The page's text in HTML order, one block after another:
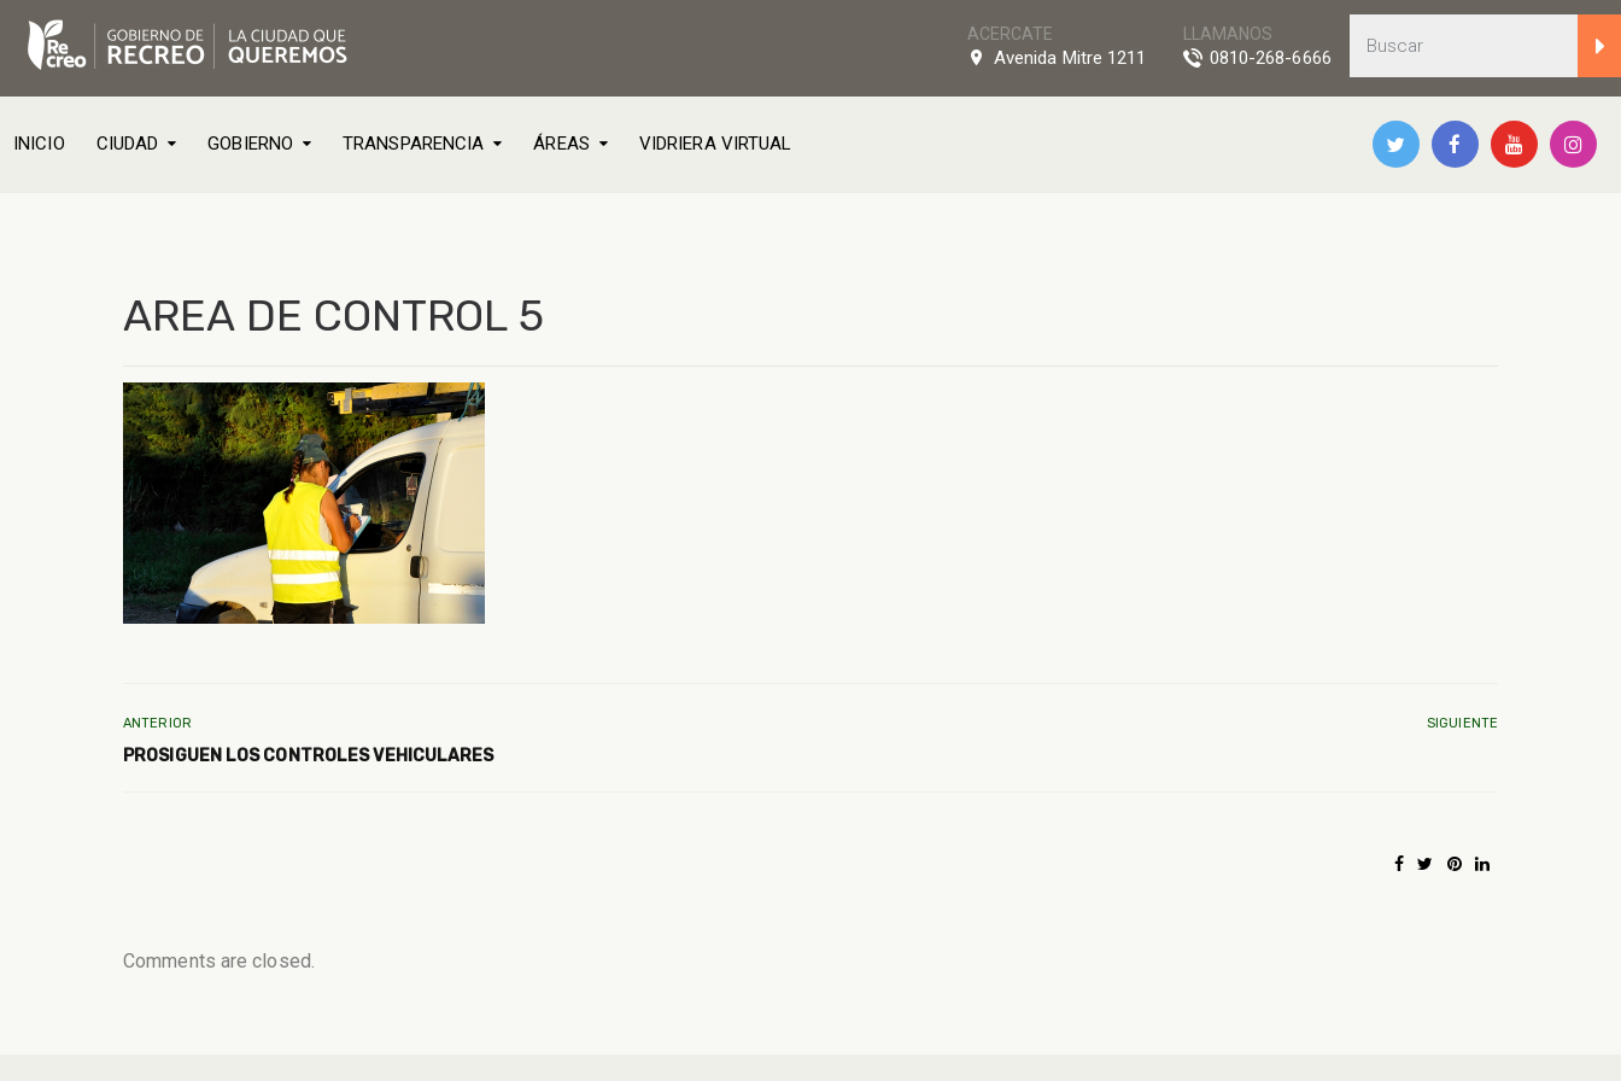
LLAMANOS
0810-268-6666
ACERCATE
Avenida Mitre 1211
INICIO CIUDAD GOBIERNO TRANSPARENCIA ÁREAS VIDRIERA VIRTUAL
AREA DE CONTROL 5
ANTERIOR
PROSIGUEN LOS CONTROLES VEHICULARES
SIGUIENTE
Comments are closed.